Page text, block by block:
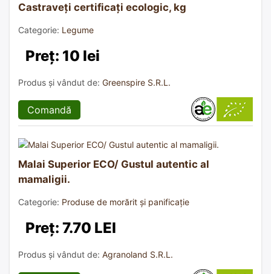
Castraveți certificați ecologic, kg
Categorie: Legume
Preț: 10 lei
Produs și vândut de: Greenspire S.R.L.
Comandă
Malai Superior ECO/ Gustul autentic al
mamaligii.
Categorie: Produse de morărit și panificație
Preț: 7.70 LEI
Produs și vândut de: Agranoland S.R.L.